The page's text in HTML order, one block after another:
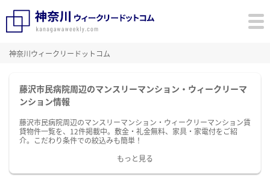
神奈川ウィークリードットコム
藤沢市民病院周辺のマンスリーマンション・ウィークリーマ
ンション情報
藤沢市民病院周辺のマンスリーマンション・ウィークリーマンション賃
貸物件一覧を、12件掲載中。敷金・礼金無料、家具・家電付をご紹
介。こだわり条件での絞込みも簡単！
もっと見る